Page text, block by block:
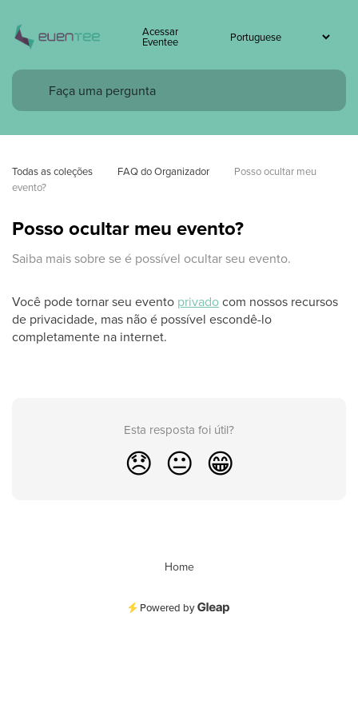
Acessar
Eventee
Todas as coleções FAQ do Organizador
Posso ocultar meu
evento?
Posso ocultar meu evento?
Saiba mais sobre se é possível ocultar seu evento.
Você pode tornar seu evento privadocom nossos recursos
de privacidade, mas não é possível escondê-lo
completamente na internet.
Esta resposta foi útil?
😞 😐 😁
Home
Powered by